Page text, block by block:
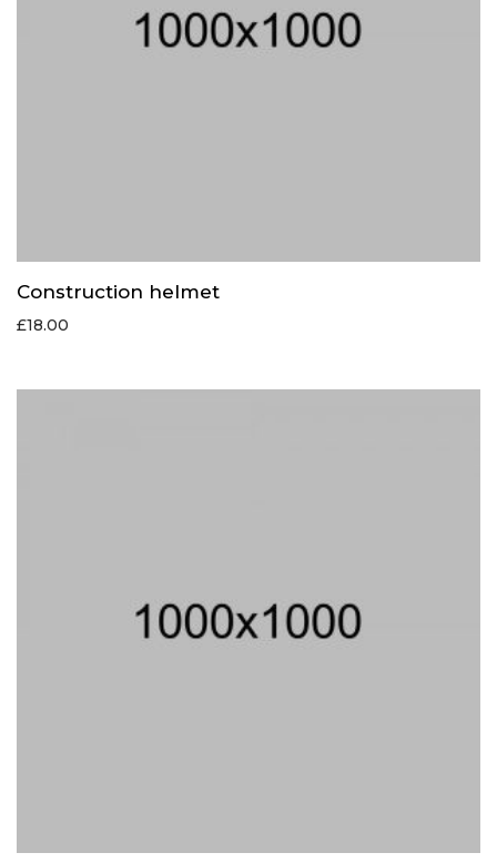
Construction helmet
£18.00